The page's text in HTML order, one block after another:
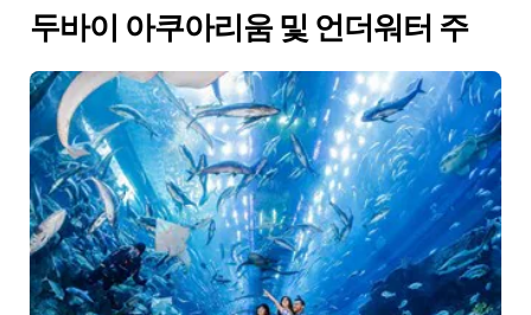
두바이 아쿠아리움 및 언더워터 주